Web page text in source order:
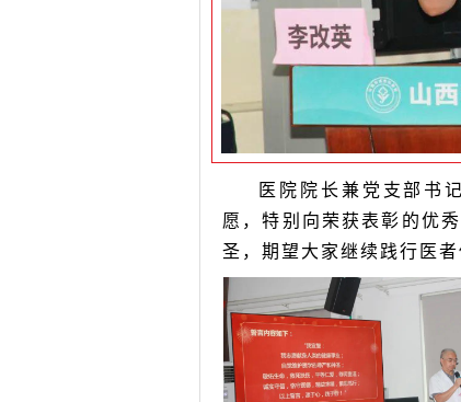
医院院长兼党支部书
愿，特别向荣获表彰的优
圣，期望大家继续践行医